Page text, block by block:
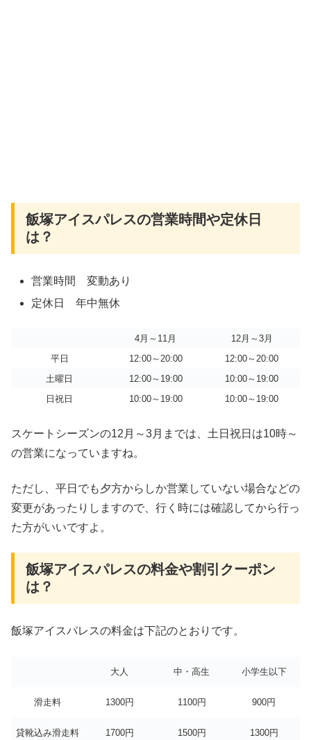
飯塚アイスパレスの営業時間や定休日
は？
営業時間 変動あり
定休日 年中無休
4月～11月
12月～3月
平日
12:00～20:00
12:00～20:00
土曜日
12:00～19:00
10:00～19:00
日祝日
10:00～19:00 10:00～19:00
スケートシーズンの12月～3月までは、土日祝日は10時～
の営業になっていますね。
ただし、平日でも夕方からしか営業していない場合などの
変更があったりしますので、行く時には確認してから行っ
た方がいいですよ。
飯塚アイスパレスの料金や割引クーポン
は？
飯塚アイスパレスの料金は下記のとおりです。
大人 中・高生 小学生以下
滑走料 1300円 1100円 900円
貸靴込み滑走料 1700円 1500円 1300円